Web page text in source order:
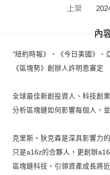
上架
內
"紐約時報》、《今日美國》、
《區塊勢》創辦人許明恩審定
全球最佳新創投資人、科技創
分析區塊鏈如何影響每個人，
克里斯‧狄克森是深具影響力
只是a16z的合夥人，更創辦
區塊鏈科技，引領資產成長將